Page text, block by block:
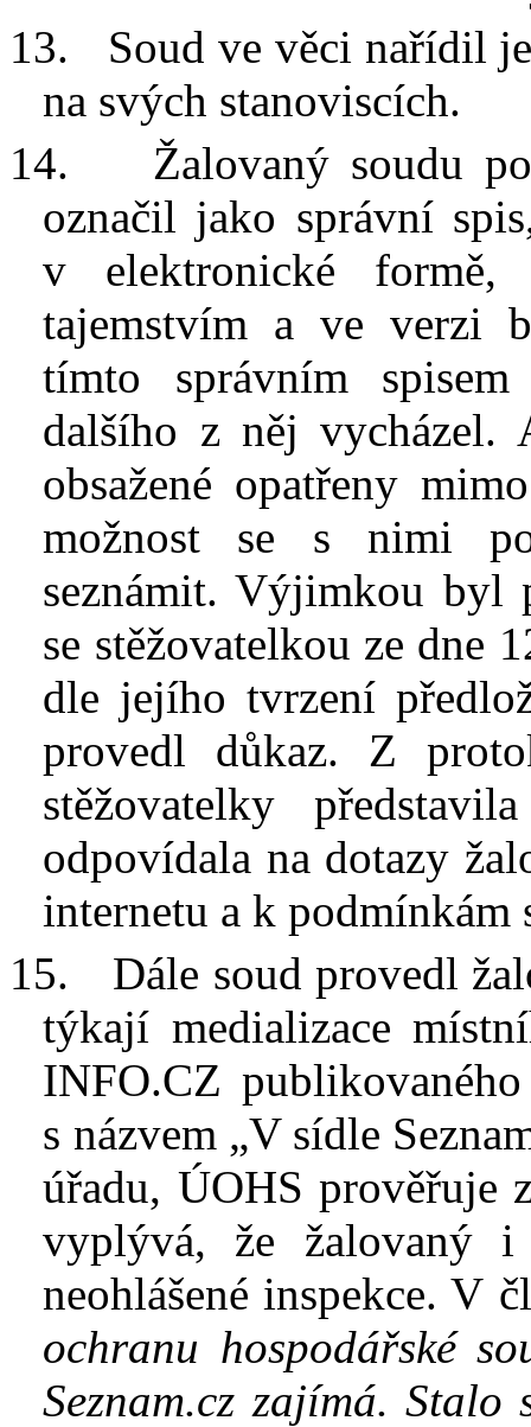
13.
Soud ve věci nařídil
na svých stanoviscích.
14.
Žalovaný soudu
označil jako správní
v
elektronické
tajemstvím a ve verzi
tímto správním
dalšího z něj vycházel.
obsažené opatřeny
možnost se s
nimi
seznámit. Výjimkou byl
se stěžovatelkou ze dne
dle jejího tvrzení
provedl důkaz. Z
stěžovatelky
odpovídala na dotazy
internetu a k podmínkám
15.
Dále soud provedl
týkají medializace
INFO.CZ
s názvem „V sídle
úřadu, ÚOHS prověřuje
vyplývá, že žalovaný i
neohlášené inspekce. V
ochranu hospodářské
Seznam.cz zajímá.